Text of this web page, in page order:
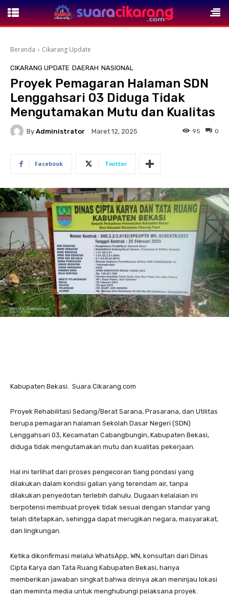
Beranda Cikarang Update
CIKARANG UPDATE DAERAH NASIONAL
Proyek Pemagaran Halaman SDN
Lenggahsari 03 Diduga Tidak
Mengutamakan Mutu dan Kualitas
By Administrator Maret 12, 2025 0
95
Facebook Twitter
Kabupaten Bekasi. Suara Cikarang.com
Proyek Rehabilitasi Sedang/Berat Sarana, Prasarana, dan Utilitas
berupa pemagaran halaman Sekolah Dasar Negeri (SDN)
Lenggahsari 03, Kecamatan Cabangbungin, Kabupaten Bekasi,
diduga tidak mengutamakan mutu dan kualitas pekerjaan.
Hal ini terlihat dari proses pengecoran tiang pondasi yang
dilakukan dalam kondisi galian yang terendam air, tanpa
dilakukan penyedotan terlebih dahulu. Dugaan kelalaian ini
berpotensi membuat proyek tidak sesuai dengan standar yang
telah ditetapkan, sehingga dapat merugikan negara, masyarakat,
dan lingkungan.
Ketika dikonfirmasi melalui WhatsApp, WN, konsultan dari Dinas
Cipta Karya dan Tata Ruang Kabupaten Bekasi, hanya
memberikan jawaban singkat bahwa dirinya akan meninjau lokasi
dan meminta media untuk menghubungi pelaksana proyek.